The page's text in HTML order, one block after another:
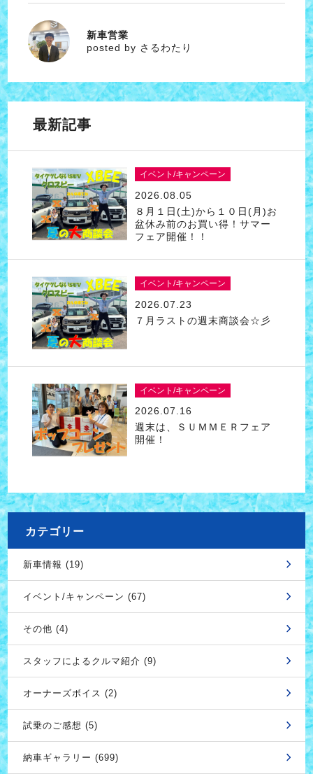
さるわたり
新車営業
posted by さるわたり
最新記事
イベント/キャンペーン
2026.08.05
８月１日(土)から１０日(月)お
盆休み前のお買い得！サマー
フェア開催！！
イベント/キャンペーン
2026.07.23
７月ラストの週末商談会☆彡
イベント/キャンペーン
2026.07.16
週末は、ＳＵＭＭＥＲフェア
開催！
カテゴリー
新車情報 (19)
イベント/キャンペーン (67)
その他 (4)
スタッフによるクルマ紹介 (9)
オーナーズボイス (2)
試乗のご感想 (5)
納車ギャラリー (699)